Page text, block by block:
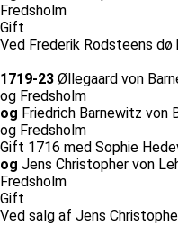
Fredsholm
Gift
Ved Frederik Rodsteens dø
1719-23 Øllegaard von
og Fredsholm
og Friedrich Barnewitz von
og Fredsholm
Gift 1716 med Sophie
og Jens Christopher von
Fredsholm
Gift
Ved salg af Jens